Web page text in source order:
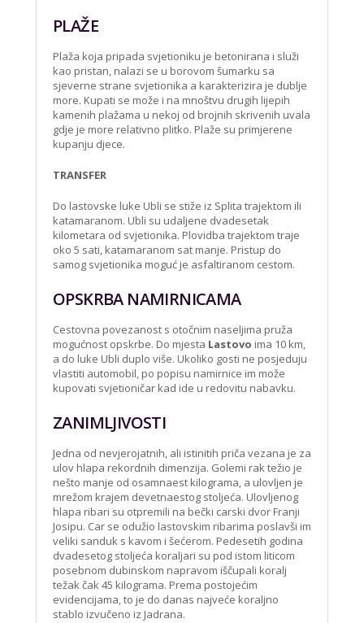
PLAŽE
Plaža koja pripada svjetioniku je betonirana i služi
kao pristan, nalazi se u borovom šumarku sa
sjeverne strane svjetionika a karakterizira je dublje
more. Kupati se može i na mnoštvu drugih lijepih
kamenih plažama u nekoj od brojnih skrivenih uvala
gdje je more relativno plitko. Plaže su primjerene
kupanju djece.
TRANSFER
Do lastovske luke Ubli se stiže iz Splita trajektom ili
katamaranom. Ubli su udaljene dvadesetak
kilometara od svjetionika. Plovidba trajektom traje
oko 5 sati, katamaranom sat manje. Pristup do
samog svjetionika moguć je asfaltiranom cestom.
OPSKRBA NAMIRNICAMA
Cestovna povezanost s otočnim naseljima pruža
mogućnost opskrbe. Do mjesta Lastovo ima 10 km,
a do luke Ubli duplo više. Ukoliko gosti ne posjeduju
vlastiti automobil, po popisu namirnice im može
kupovati svjetioničar kad ide u redovitu nabavku.
ZANIMLJIVOSTI
Jedna od nevjerojatnih, ali istinitih priča vezana je za
ulov hlapa rekordnih dimenzija. Golemi rak težio je
nešto manje od osamnaest kilograma, a ulovljen je
mrežom krajem devetnaestog stoljeća. Ulovljenog
hlapa ribari su otpremili na bečki carski dvor Franji
Josipu. Car se odužio lastovskim ribarima poslavši im
veliki sanduk s kavom i šećerom. Pedesetih godina
dvadesetog stoljeća koraljari su pod istom liticom
posebnom dubinskom napravom iščupali koralj
težak čak 45 kilograma. Prema postojećim
evidencijama, to je do danas najveće koraljno
stablo izvučeno iz Jadrana.